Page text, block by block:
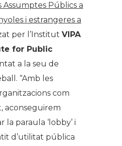
Assumptes Públics a
i estrangeres a
per l’Institut VIPA
for Public
a la seu de
“Amb les
com
aconseguirem
la paraula ‘lobby’ i
d’utilitat pública